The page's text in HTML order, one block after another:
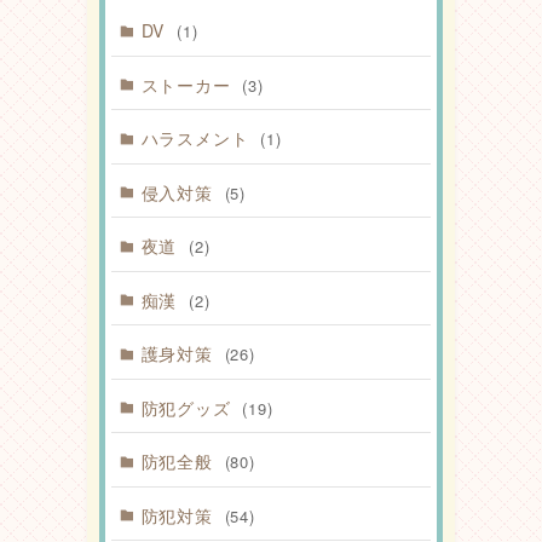
DV (1)
ストーカー (3)
ハラスメント (1)
侵入対策 (5)
夜道 (2)
痴漢 (2)
護身対策 (26)
防犯グッズ (19)
防犯全般 (80)
防犯対策 (54)